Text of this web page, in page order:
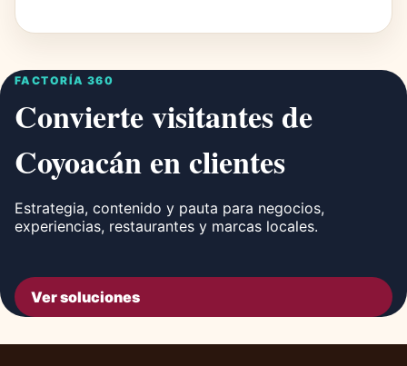
FACTORÍA 360
Convierte visitantes de
Coyoacán en clientes
Estrategia, contenido y pauta para negocios,
experiencias, restaurantes y marcas locales.
Ver soluciones